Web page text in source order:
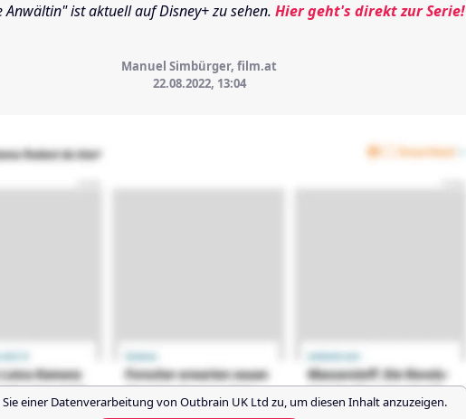
Anwältin" ist aktuell auf Disney+ zu sehen. Hier geht's direkt zur Serie!
Manuel Simbürger, film.at
22.08.2022, 13:04
einer Datenverarbeitung von Outbrain UK Ltd zu, um diesen Inhalt anzuzeigen.